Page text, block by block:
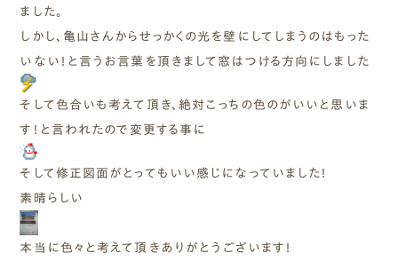
ました。
しかし、亀山さんからせっかくの光を壁にしてしまうのはもった
いない！と言うお言葉を頂きまして窓はつける方向にしました
そして色合いも考えて頂き、絶対こっちの色のがいいと思いま
す！と 言われたので変更する事に
そして修正図面がとってもいい感じになっていました！
素晴らしい
本当に色々と考えて頂きありがとうございます！